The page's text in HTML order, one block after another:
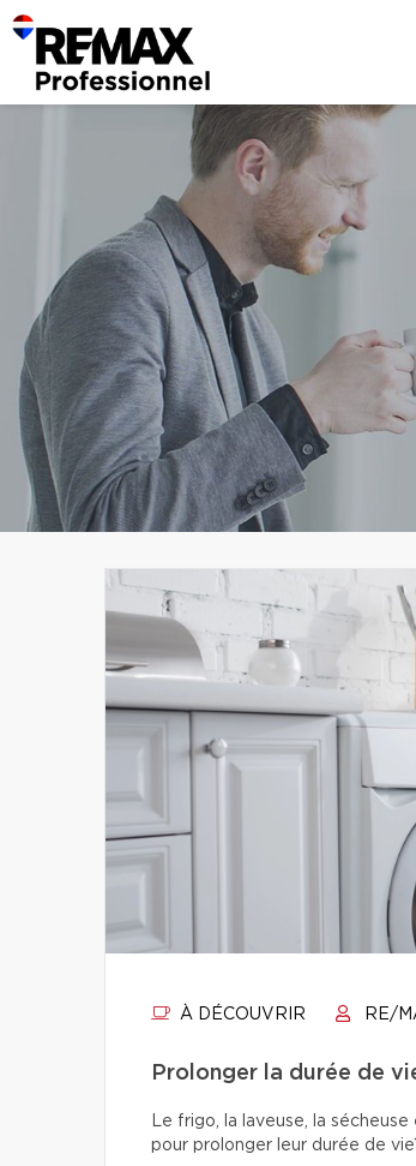
À DÉCOUVRIR RE/
Prolonger la durée de
Le frigo, la laveuse, la
pour prolonger leur durée de